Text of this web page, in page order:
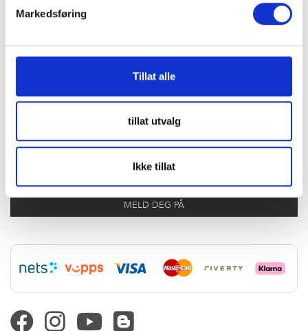
Markedsføring
Tillat alle
tillat utvalg
Ikke tillat
KONTAKT
VI HJELPER DEG!
PRODUKTSORTIMENT
KUNDESERVICE
kampanjer
MELD DEG PÅ